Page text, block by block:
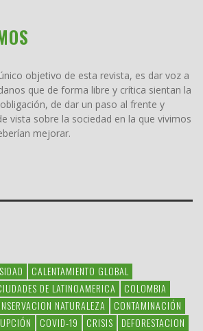
objetivo de esta revista, es dar voz a
que de forma libre y crítica sientan la
de dar un paso al frente y
vista sobre la sociedad en la que vivimos
mejorar.
CALENTAMIENTO GLOBAL
DE LATINOAMERICA
COLOMBIA
NATURALEZA
CONTAMINACIÓN
COVID-19 CRISIS
DEFORESTACION